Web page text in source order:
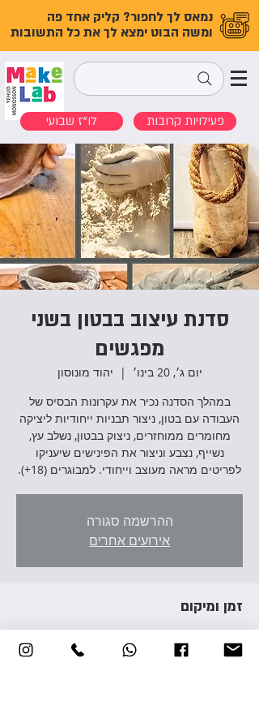
נמאס לך לחפור? קליק אחד פה
ומשה הבוט ימצא לך את כל התשובות
לו"ז שבועי פעילויות קרובות
סדנת עיצוב בבטון בשני
מפגשים
יום ג׳, 20 בינו׳
  |
יהוד מונוסון
במהלך הסדנה נכיר את עקרונות הבסיס של
העבודה עם בטון, ניצור תבניות ייחודיות ליציקה
מחומרים ממוחזרים, ניצוק בבטון, נשלב עץ,
נשייף, נצבע וניצור את הפינישים שיעניקו
לפריטים מראה מעוצב וייחודי. למבוגרים (18+).
ההרשמה סגורה
אירועים אחרים
זמן ומיקום
יהוד מונוסון, אברהם גירון 3, יהוד מונוסון, ישראל